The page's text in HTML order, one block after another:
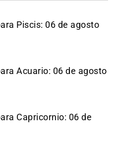
Piscis: 06 de agosto
Acuario: 06 de agosto
Capricornio: 06 de